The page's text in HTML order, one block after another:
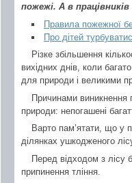
пожежі. А в
Правила пожежної
Про дітей
Різке збільшення
вихідних днів, коли
для природи і великими
Причинами виникнення
природи: непогашені
Варто пам’ятати, що у
ділянках ушкодженого
Перед відходом з лісу
припинення тління.